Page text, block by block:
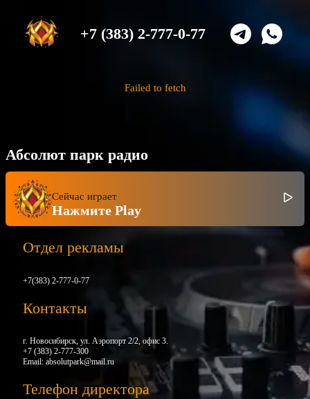
+7 (383) 2-777-0-77
Failed to fetch
Абсолют парк радио
Сейчас играет
Нажмите Play
Отдел рекламы
+7(383) 2-777-0-77
Контакты
г. Новосибирск, ул. Аэропорт 2/2, офис 3.
+7 (383) 2-777-300
Email: absolutpark@mail.ru
Телефон директора